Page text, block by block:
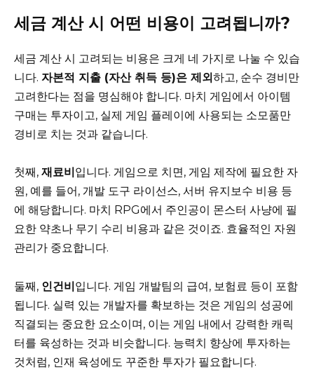
세금 계산 시 어떤 비용이 고려됩니까?
세금 계산 시 고려되는 비용은 크게 네 가지로 나눌 수 있습
니다. 자본적 지출 (자산 취득 등)은 제외하고, 순수 경비만
고려한다는 점을 명심해야 합니다. 마치 게임에서 아이템
구매는 투자이고, 실제 게임 플레이에 사용되는 소모품만
경비로 치는 것과 같습니다.
첫째, 재료비 입니다. 게임으로 치면, 게임 제작에 필요한 자
원, 예를 들어, 개발 도구 라이선스, 서버 유지보수 비용 등
에 해당합니다. 마치 RPG에서 주인공이 몬스터 사냥에 필
요한 약초나 무기 수리 비용과 같은 것이죠. 효율적인 자원
관리가 중요합니다.
둘째, 인건비입니다. 게임 개발팀의 급여, 보험료 등이 포함
됩니다. 실력 있는 개발자를 확보하는 것은 게임의 성공에
직결되는 중요한 요소이며, 이는 게임 내에서 강력한 캐릭
터를 육성하는 것과 비슷합니다. 능력치 향상에 투자하는
것처럼, 인재 육성에도 꾸준한 투자가 필요합니다.